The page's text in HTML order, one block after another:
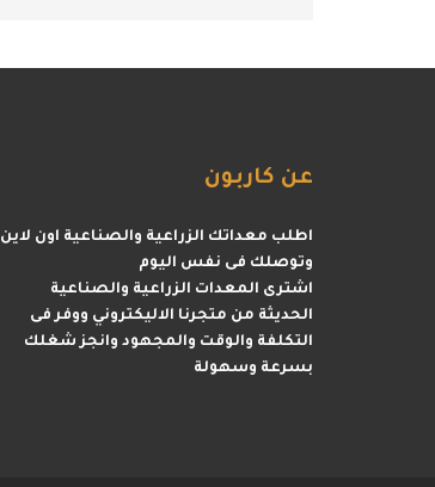
عن كاربون
اطلب معداتك الزراعية والصناعية اون لاين
وتوصلك فى نفس اليوم
اشترى المعدات الزراعية والصناعية
الحديثة من متجرنا الاليكتروني ووفر فى
التكلفة والوقت والمجهود وانجز شغلك
بسرعة وسهولة